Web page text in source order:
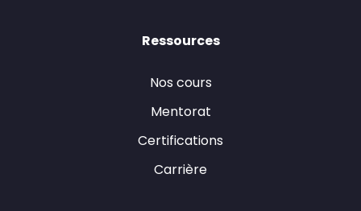
Ressources
Nos cours
Mentorat
Certifications
Carrière